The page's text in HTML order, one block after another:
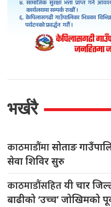
भर्खरै
काठमाडौंमासोताङ
सेवा शिविर सुरु
काठमाडौंसहितयी चार
बाढीको ‘उच्च’ जोखिमको